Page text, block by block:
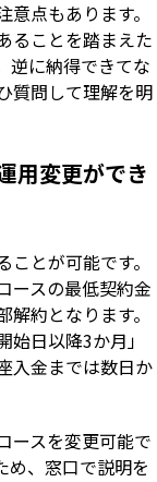
点もあります。
ることを踏まえた
逆に納得できてな
質問して理解を明
用変更ができ
とが可能です。
ースの最低契約金
約となります。
日以降3か月」
入金までは数日か
ースを変更可能で
め、窓口で説明を